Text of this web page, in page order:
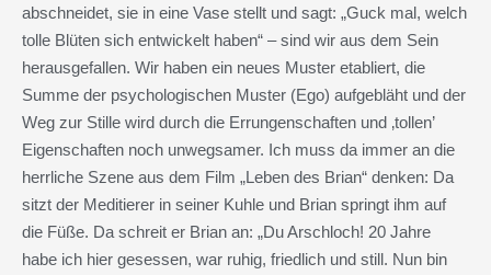
abschneidet, sie in eine Vase stellt und sagt: „Guck mal, welch
tolle Blüten sich entwickelt haben“ – sind wir aus dem Sein
herausgefallen. Wir haben ein neues Muster etabliert, die
Summe der psychologischen Muster (Ego) aufgebläht und der
Weg zur Stille wird durch die Errungenschaften und ‚tollen’
Eigenschaften noch unwegsamer. Ich muss da immer an die
herrliche Szene aus dem Film „Leben des Brian“ denken: Da
sitzt der Meditierer in seiner Kuhle und Brian springt ihm auf
die Füße. Da schreit er Brian an: „Du Arschloch! 20 Jahre
habe ich hier gesessen, war ruhig, friedlich und still. Nun bin